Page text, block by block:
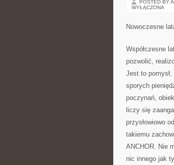
POSTED BY
WYŁĄCZONA
Nowoczesne
Współczesne
pozwolić,
Jest to
sporych
poczynań,
liczy się
przysłowiowo
takiemu
ANCHOR. Nie
nic innego jak